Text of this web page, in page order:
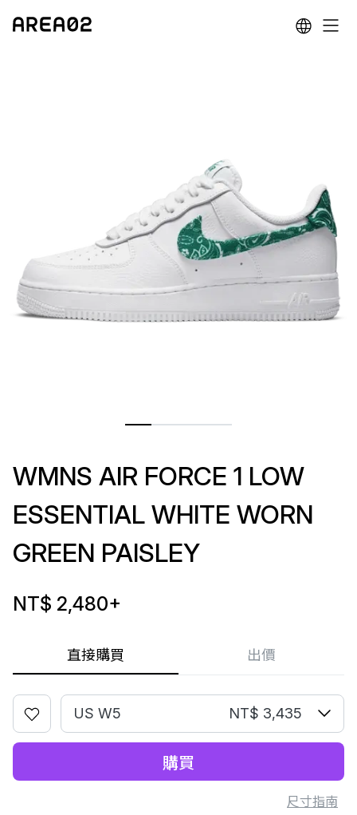
直接購買 出價
WMNS AIR FORCE 1 LOW
ESSENTIAL WHITE WORN
GREEN PAISLEY
NT$ 2,480+
US W5 NT$ 3,435
購買
尺寸指南